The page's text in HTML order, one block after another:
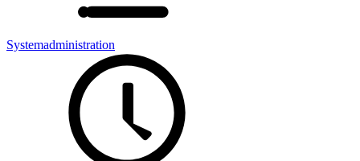
Systemadministration